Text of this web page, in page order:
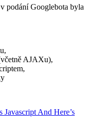
podání Googlebota byla
AJAXu),
And Here’s